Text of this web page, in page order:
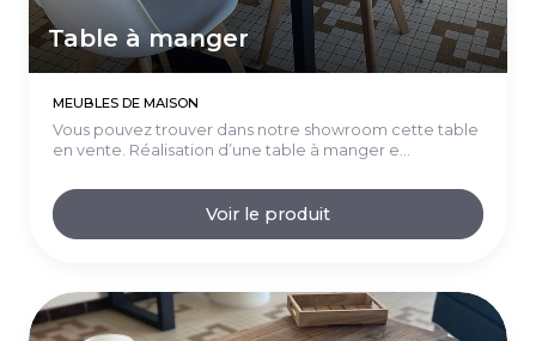
Table à manger
MEUBLES DE MAISON
Vous pouvez trouver dans notre showroom cette table
en vente. Réalisation d’une table à manger e...
Voir le produit